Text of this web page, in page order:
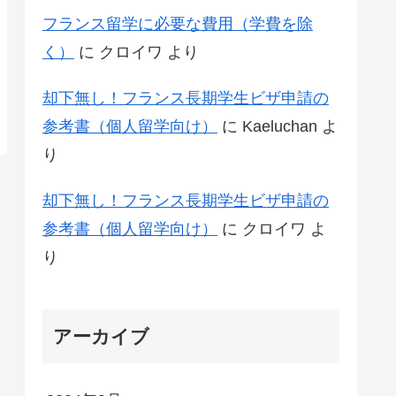
フランス留学に必要な費用（学費を除
く）
に クロイワ より
却下無し！フランス長期学生ビザ申請の
参考書（個人留学向け）
に Kaeluchan よ
り
却下無し！フランス長期学生ビザ申請の
参考書（個人留学向け）
に クロイワ よ
り
アーカイブ